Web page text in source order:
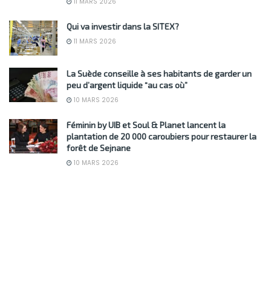
Qui va investir dans la SITEX?
11 MARS 2026
La Suède conseille à ses habitants de garder un
peu d’argent liquide “au cas où”
10 MARS 2026
Féminin by UIB et Soul & Planet lancent la
plantation de 20 000 caroubiers pour restaurer la
forêt de Sejnane
10 MARS 2026